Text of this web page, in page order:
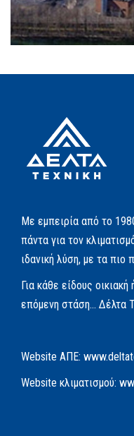
Με εμπειρία από το
πάντα για τον
ιδανική λύση, με τα πιο
Για κάθε είδους
επόμενη στάση… Δέλτα
Website AΠΕ:
Website κλιματισμού: